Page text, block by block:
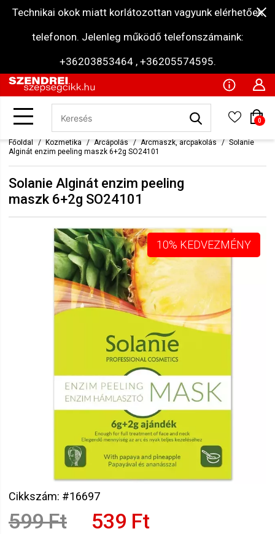
Technikai okok miatt korlátozottan vagyunk elérhetőek
telefonon. Jelenleg működő telefonszámaink:
+36203853464 , +36205574595.
0
Főoldal Kozmetika Arcápolás Arcmaszk, arcpakolás
Solanie
Alginát enzim peeling maszk 6+2g SO24101
Solanie Alginát enzim peeling
maszk 6+2g SO24101
10% KEDVEZMÉNY
Cikkszám: #16697
599 Ft 539 Ft